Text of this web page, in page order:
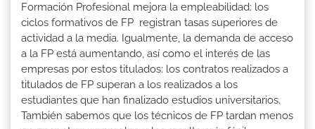
Formación Profesional mejora la empleabilidad: los
ciclos formativos de FP registran tasas superiores de
actividad a la media. Igualmente, la demanda de acceso
a la FP está aumentando, así como el interés de las
empresas por estos titulados: los contratos realizados a
titulados de FP superan a los realizados a los
estudiantes que han finalizado estudios universitarios.
También sabemos que los técnicos de FP tardan menos